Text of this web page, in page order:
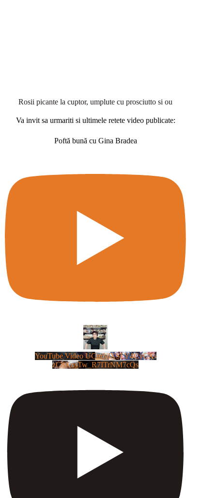
Rosii picante la cuptor, umplute cu prosciutto si ou
Va invit sa urmariti si ultimele retete video publicate:
Poftă bună cu Gina Bradea
YouTube Video UCm5llXSLY4CyCX-
zC8XosTw_R7ITrNM7cQs